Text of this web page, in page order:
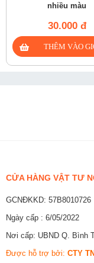
nhiều màu
30.000 đ
CỬA HÀNG VẬT TƯ
GCNĐKKD: 57B8010726
Ngày cấp : 6/05/2022
Nơi cấp: UBND Q. Bình
Được hỗ trợ bởi: CTY